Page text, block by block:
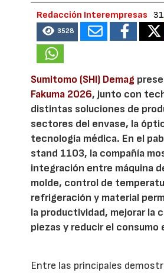
Redacción Interempresas
3528
Sumitomo (SHI) Demag
Fakuma 2026, junto con
distintas soluciones de
sectores del envase, la
tecnología médica. En el
stand 1103, la compañía
integración entre máquina
molde, control de
refrigeración y material
la productividad, mejorar la
piezas y reducir el consumo
Entre las principales